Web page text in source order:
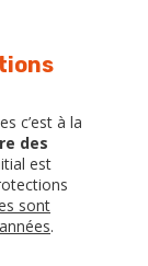
c’est à la
des
est
sont
.